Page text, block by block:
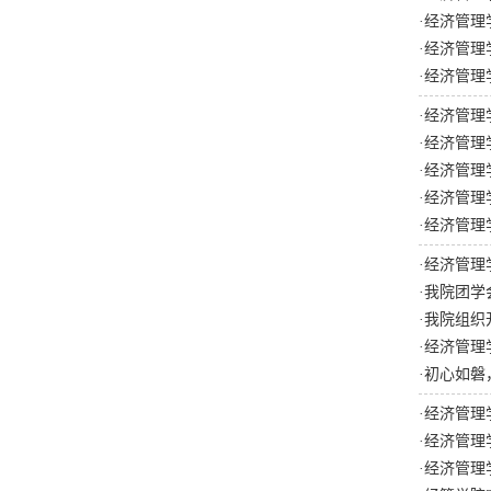
·经济管理
·经济管理
·经济管理
·经济管理
·经济管理
·经济管理
·经济管理
·经济管理
·经济管理
·我院团学
·我院组织
·经济管理
·初心如
·经济管理
·经济管理
·经济管理